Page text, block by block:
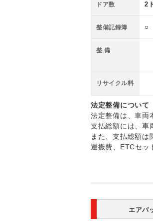
ドア数 2
整備記録簿 ○
整 備
リサイクル料
法定整備について
法定整備は、車両
支払総額には、車
また、支払総額
運搬費、ETCセッ
エアバ